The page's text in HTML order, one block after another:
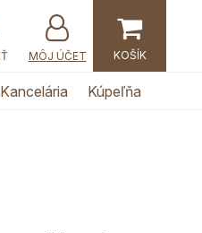
MÔJ ÚČET
Kancelária Kúpeľňa